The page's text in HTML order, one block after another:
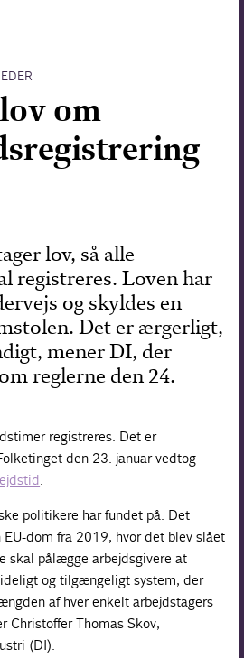
om
lov, så alle
registreres. Loven har
og skyldes en
Det er ærgerligt,
mener DI, der
reglerne den 24.
registreres. Det er
den 23. januar vedtog
politikere har fundet på. Det
dom fra 2019, hvor det blev slået
skal pålægge arbejdsgivere at
og tilgængeligt system, der
af hver enkelt arbejdstagers
Christoffer Thomas Skov,
(DI).